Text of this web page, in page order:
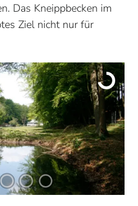
Das Kneippbecken im
Ziel nicht nur für